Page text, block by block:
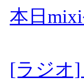
本日
[ラジオ]